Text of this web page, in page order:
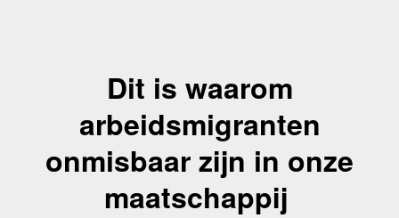
Dit is waarom
arbeidsmigranten
onmisbaar zijn in onze
maatschappij